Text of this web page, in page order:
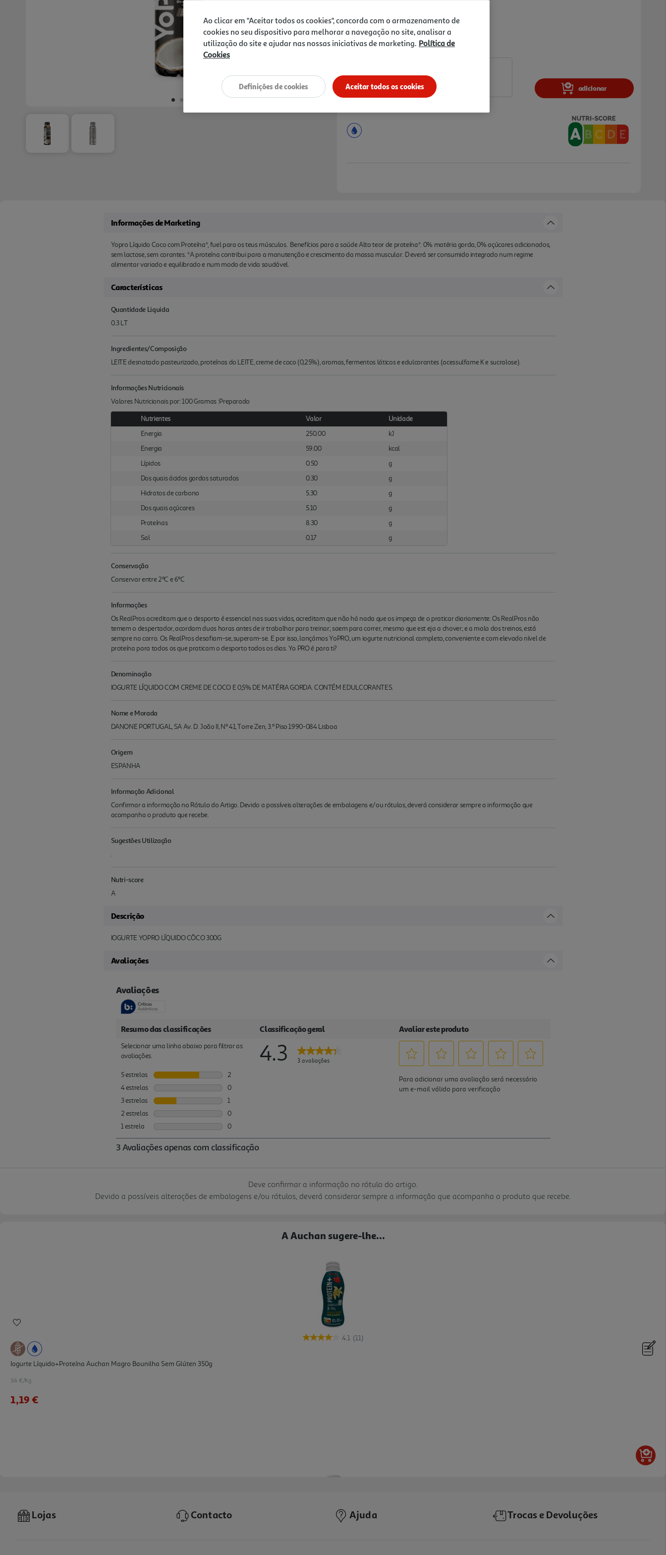
Price reduced from
to
1,99 €
de 24/1/2025 a 31/8/2026
Notas de preparação
adicionar
Informações de Marketing
Yopro Líquido Coco com Proteína*, fuel para os teus músculos. Benefícios para a saúde Alto teor de proteína*. 0% matéria gorda, 0% açúcares adicionados,
sem lactose, sem corantes. *A proteína contribui para a manutenção e crescimento da massa muscular. D everá ser consumido integrado num regime
alimentar variado e equilibrado e num modo de vida saudável.
Características
Quantidade Liquida
0.3 LT
Ingredientes/Composição
LEITE desnatado pasteurizado, proteínas do LEITE, creme de coco (0,25%), aromas, fermentos láticos e edulcorantes (acessulfame K e sucralose).
Informações Nutricionais
Valores Nutricionais por: 100 Gramas :Preparado
Nutrientes Valor
Unidade
Energia
250.00
kJ
Energia
59.00
kcal
Lípidos
0.50
g
Dos quais ácidos gordos saturados
0.30
g
Hidratos de carbono
5.30
g
Dos quais açúcares
5.10
g
Proteínas
8.30
g
Sal
0.17 g
Conservação
Conservar entre 2ºC e 6ºC
Informações
Os RealPros acreditam que o desporto é essencial nas suas vidas, acreditam que não há nada que os impeça de o praticar diariamente. Os RealPros não
temem o despertador, acordam duas horas antes de ir trabalhar para treinar; saem para correr, mesmo que est eja a chover; e a mala dos treinos, está
sempre no carro. Os RealPros desafiam-se, superam-se. E por isso, lançámos YoPRO, um iogurte nutricional completo, conveniente e com elevado nível de
proteína para todos os que praticam o desporto todos os dias. Yo PRO é para ti?
Denominação
IOGURTE LÍQUIDO COM CREME DE COCO E 0,5% DE MATÉRIA GORDA. CONTÉM EDULCORANTES.
Nome e Morada
DANONE PORTUGAL, SA Av. D. João II, Nº 41, Torre Zen, 3.º Piso 1990-084 Lisboa
Origem
ESPANHA
Informação Adicional
Confirmar a informação no Rótulo do Artigo. Devido a possíveis alterações de embalagens e/ou rótulos, deverá considerar sempre a informação que
acompanha o produto que recebe.
Sugestões Utilização
.
Nutri-score
A
Descrição
IOGURTE YOPRO LÍQUIDO CÔCO 300G
Avaliações
Deve confirmar a informação no rótulo do artigo.
Devido a possíveis alterações de embalagens e/ou rótulos, deverá considerar sempre a informação que acompanha o produto que recebe.
A Auchan sugere-lhe...
4.1 (11)
Iogurte Líquido+proteína Auchan Magro Baunilha Sem Glúten 350g
3.4 €/Kg
1,19 €
Lojas Contacto Ajuda Trocas e Devoluções
Ao clicar em "Aceitar todos os cookies", concorda com o armazenamento de
cookies no seu dispositivo para melhorar a navegação no site, analisar a
utilização do site e ajudar nas nossas iniciativas de marketing. Política de
Cookies
Aceitar todos os cookies
Definições de cookies